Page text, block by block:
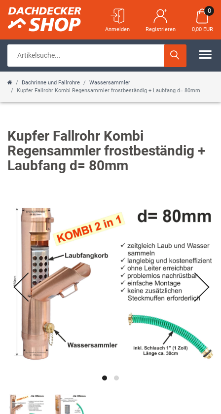
Anmelden Registrieren
0
0,00 EUR
Dachrinne und Fallrohre
Wassersammler
Kupfer Fallrohr Kombi Regensammler frostbeständig + Laubfang d= 80mm
Kupfer Fallrohr Kombi
Regensammler frostbeständig +
Laubfang d= 80mm